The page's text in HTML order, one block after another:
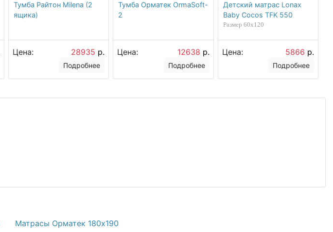
Тумба Райтон Milena (2
ящика)
Цена: 28935 р.
Подробнее
Тумба Орматек OrmaSoft-
2
Цена: 12638 р.
Подробнее
Детский матрас Lonax
Baby Cocos TFK 550
Размер 60х120
Цена: 5866 р.
Подробнее
Матрасы Орматек 180х190